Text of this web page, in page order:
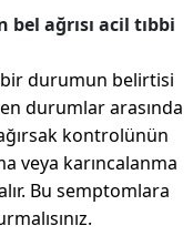
ağrısı acil tıbbi
bir durumun belirtisi
durumlar arasında
kontrolünün
veya karıncalanma
Bu semptomlara